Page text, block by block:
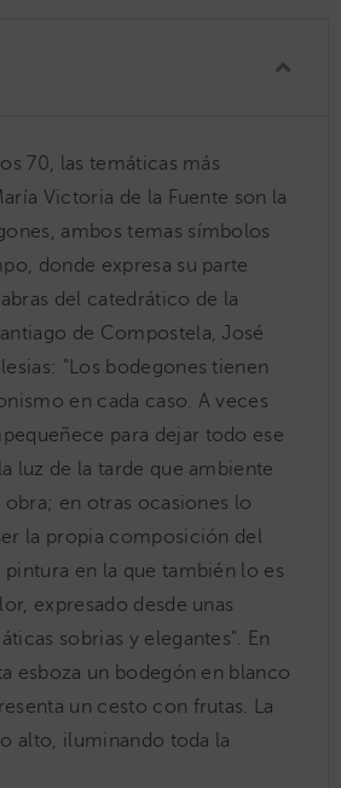
70, las temáticas más
Victoria de la Fuente son la
ambos temas símbolos
donde expresa su parte
del catedrático de la
de Compostela, José
"Los bodegones tienen
en cada caso. A veces
para dejar todo ese
luz de la tarde que ambiente
en otras ocasiones lo
la propia composición del
pintura en la que también lo es
expresado desde unas
sobrias y elegantes". En
esboza un bodegón en blanco
un cesto con frutas. La
alto, iluminando toda la